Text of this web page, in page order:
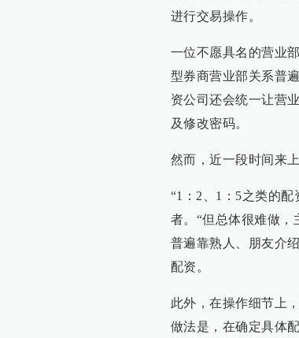
进行交易操作。
一位不愿具名的营业
型券商营业部关系普
资公司还会统一让营
及修改密码。
然而，近一段时间来
“1：2、1：5之类的
者。“但总体很难做，
普遍靠熟人、朋友介
配资。
此外，在操作细节上
做法是，在确定具体